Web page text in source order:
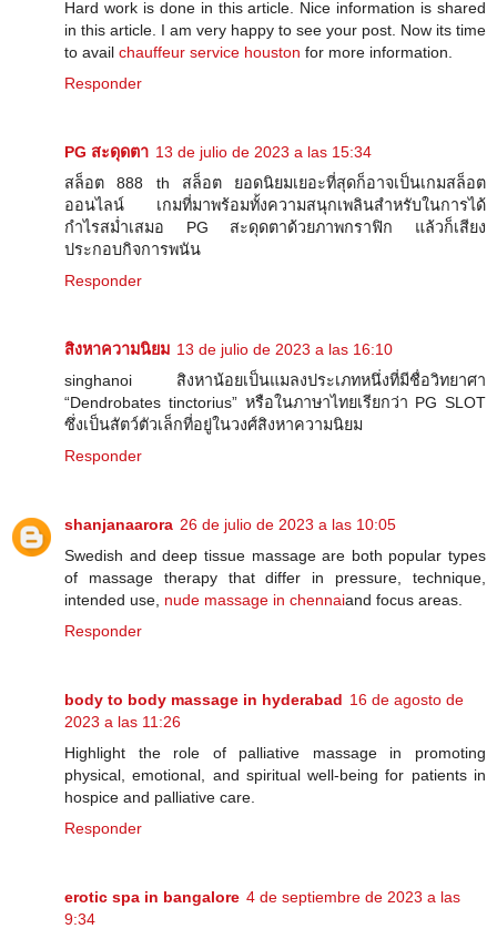
Hard work is done in this article. Nice information is shared
in this article. I am very happy to see your post. Now its time
to avail chauffeur service houston for more information.
Responder
PG สะดุดตา 13 de julio de 2023 a las 15:34
สล็อต 888 th สล็อต ยอดนิยมเยอะที่สุดก็อาจเป็นเกมสล็อต
ออนไลน์ เกมที่มาพร้อมทั้งความสนุกเพลินสำหรับในการได้
กำไรสม่ำเสมอ PG สะดุดตาด้วยภาพกราฟิก แล้วก็เสียง
ประกอบกิจการพนัน
Responder
สิงหาความนิยม 13 de julio de 2023 a las 16:10
singhanoi สิงหาน้อยเป็นแมลงประเภทหนึ่งที่มีชื่อวิทยาศา
“Dendrobates tinctorius” หรือในภาษาไทยเรียกว่า PG SLOT
ซึ่งเป็นสัตว์ตัวเล็กที่อยู่ในวงศ์สิงหาความนิยม
Responder
shanjanaarora 26 de julio de 2023 a las 10:05
Swedish and deep tissue massage are both popular types
of massage therapy that differ in pressure, technique,
intended use, nude massage in chennaiand focus areas.
Responder
body to body massage in hyderabad 16 de agosto de
2023 a las 11:26
Highlight the role of palliative massage in promoting
physical, emotional, and spiritual well-being for patients in
hospice and palliative care.
Responder
erotic spa in bangalore 4 de septiembre de 2023 a las
9:34